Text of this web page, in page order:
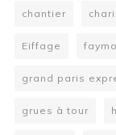
chantier
Eiffage
grand paris
grues à tour